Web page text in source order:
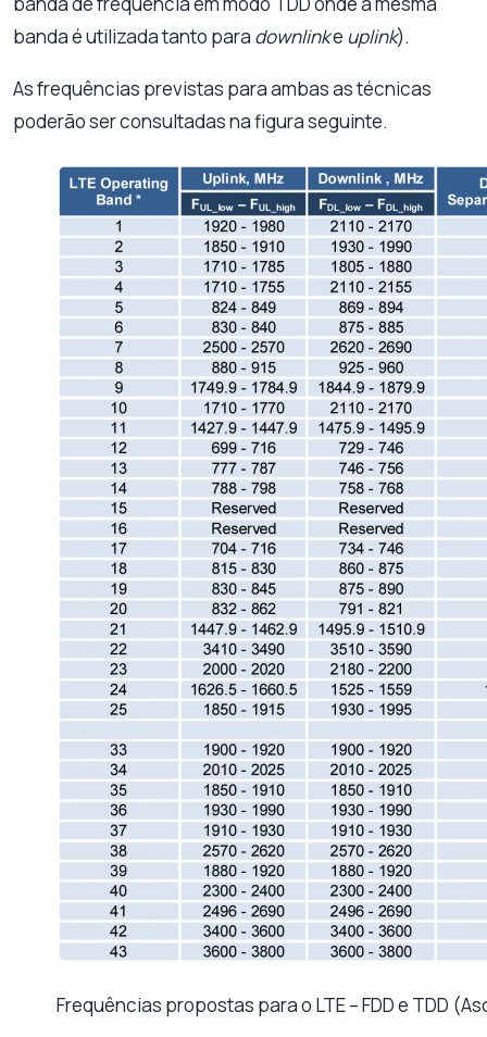
banda é utilizada tanto para downlinke uplink).
As frequências previstas para ambas as técnicas
poderão ser consultadas na figura seguinte.
Frequências propostas para o LTE – FDD e TDD